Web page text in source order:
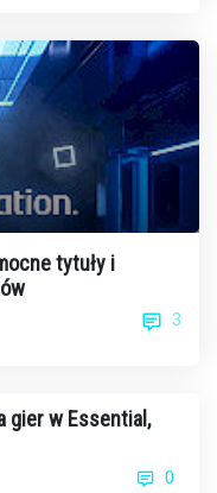
tytuły i
3
gier w Essential,
0